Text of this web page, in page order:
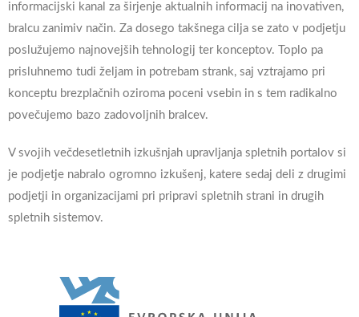
informacijski kanal za širjenje aktualnih informacij na inovativen,
bralcu zanimiv način. Za dosego takšnega cilja se zato v podjetju
poslužujemo najnovejših tehnologij ter konceptov. Toplo pa
prisluhnemo tudi željam in potrebam strank, saj vztrajamo pri
konceptu brezplačnih oziroma poceni vsebin in s tem radikalno
povečujemo bazo zadovoljnih bralcev.
V svojih večdesetletnih izkušnjah upravljanja spletnih portalov si
je podjetje nabralo ogromno izkušenj, katere sedaj deli z drugimi
podjetji in organizacijami pri pripravi spletnih strani in drugih
spletnih sistemov.